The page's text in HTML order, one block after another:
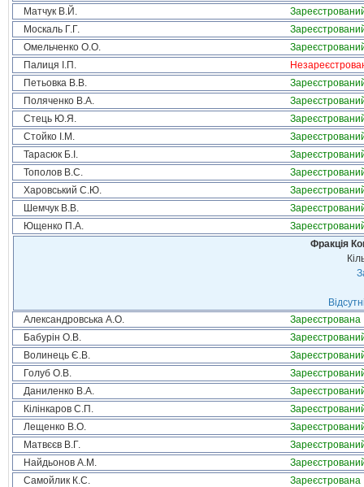
Матчук В.Й.
Москаль Г.Г.
Омельченко О.О.
Палиця І.П.
Петьовка В.В.
Поляченко В.А.
Стець Ю.Я.
Стойко І.М.
Тарасюк Б.І.
Тополов В.С.
Харовський С.Ю.
Шемчук В.В.
Ющенко П.А.
Фракція
Александровська А.О.
Зареєстрована
Бабурін О.В.
Волинець Є.В.
Голуб О.В.
Даниленко В.А.
Кілінкаров С.П.
Лещенко В.О.
Матвєєв В.Г.
Найдьонов А.М.
Самойлик К.С.
Зареєстрована